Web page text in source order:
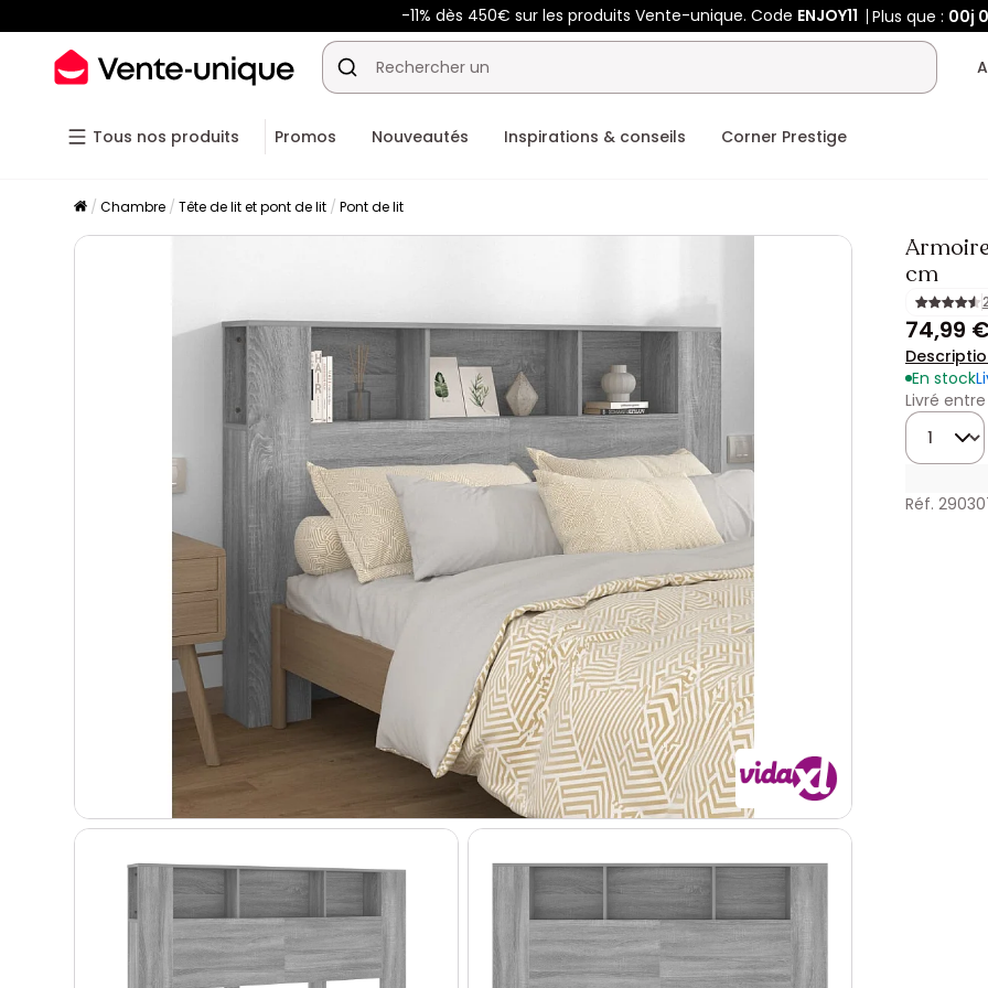
-11% dès 450€ sur les produits Vente-unique. Code ENJOY11 Plus que : 00j
Tous nos produits Promos Nouveautés Inspirations & conseils Corner Prestige
Chambre Tête de lit et pont de lit Pont de lit
cm
74,99
En stock
Livré
Quantité
Réf.